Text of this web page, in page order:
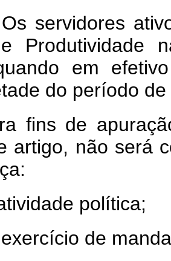
servidores
Produtividade
em
do período
fins de
artigo, não será
política;
de